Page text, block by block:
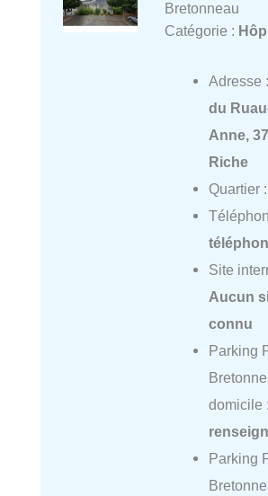
Bretonneau
Catégorie :
Adresse :
du
Anne,
Riche
Quartier :
Site
Aucun
connu
Parking
domicile :
Parking